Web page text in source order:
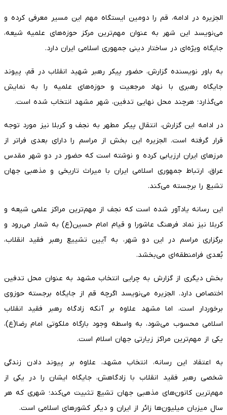
الجزیره در ادامه، قم را دومین ایستگاه مهم این مسیر معرفی کرده و
می‌نویسد این شهر به عنوان مهم‌ترین مرکز حوزه‌های علمیه شیعه،
جایگاه ویژه‌ای در ساختار دینی جمهوری اسلامی ایران دارد.
به باور نویسنده گزارش، حضور پیکر رهبر شهید انقلاب در قم، پیوند
جایگاه رهبری با نهاد مرجعیت و حوزه‌های علمیه را به نمایش
می‌گذارد؛ هرچند محل نهایی تدفین، شهر مشهد انتخاب شده است.
در ادامه این گزارش، انتقال پیکر مطهر به نجف و کربلا نیز مورد توجه
قرار گرفته است. الجزیره این بخش از مراسم را دارای بعدی فراتر از
مرزهای ایران ارزیابی کرده و نوشته است که حضور در دو شهر مقدس
عراق، ارتباط جمهوری اسلامی ایران با میراث تاریخی و مذهبی جهان
تشیع را برجسته می‌کند.
این رسانه یادآور شده است که نجف از مهم‌ترین مراکز علمی شیعه و
کربلا نیز نماد فرهنگ عاشورا و قیام امام حسین(ع) به شمار می‌رود و
برگزاری مراسم در این دو شهر، به آیین تشییع رهبر فقید انقلاب،
بُعدی فرامنطقه‌ای می‌بخشد.
بخش دیگری از گزارش به چرایی انتخاب مشهد به عنوان محل تدفین
اختصاص دارد. الجزیره می‌نویسد اگرچه قم از جایگاه برجسته حوزوی
برخوردار است، اما مشهد علاوه بر آنکه زادگاه رهبر فقید انقلاب
اسلامی محسوب می‌شود، به واسطه وجود بارگاه ملکوتی امام رضا(ع)،
یکی از مهم‌ترین مراکز زیارتی جهان اسلام است.
به اعتقاد این رسانه، انتخاب مشهد، علاوه بر پیوند دادن زندگی
شخصی رهبر فقید انقلاب با زادگاهش، جایگاه ایشان را در یکی از
مهم‌ترین کانون‌های مذهبی جهان تشیع تثبیت می‌کند؛ شهری که هر
سال میزبان میلیون‌ها زائر از ایران و دیگر کشورهای اسلامی است.